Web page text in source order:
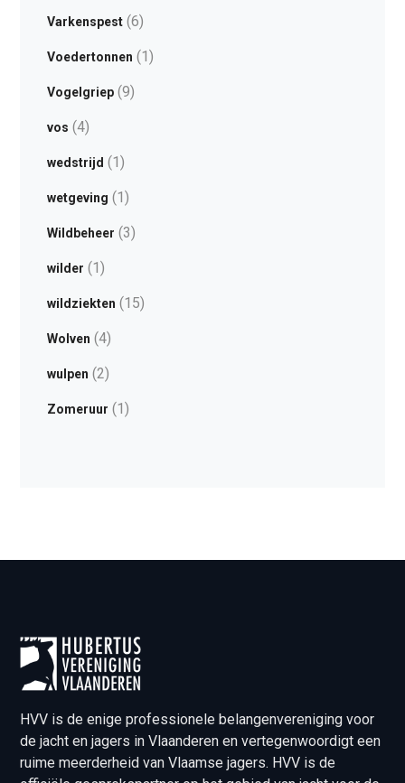
Varkenspest(6)
Voedertonnen (1)
Vogelgriep(9)
vos (4)
wedstrijd (1)
wetgeving (1)
Wildbeheer (3)
wilder (1)
wildziekten (15)
Wolven (4)
wulpen (2)
Zomeruur (1)
HVV is de enige professionele belangenvereniging voor
de jacht en jagers in Vlaanderen en vertegenwoordigt een
ruime meerderheid van Vlaamse jagers. HVV is de